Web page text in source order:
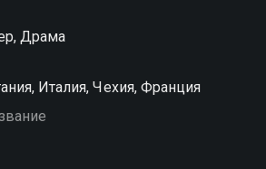
Драма
Италия, Чехия, Франция